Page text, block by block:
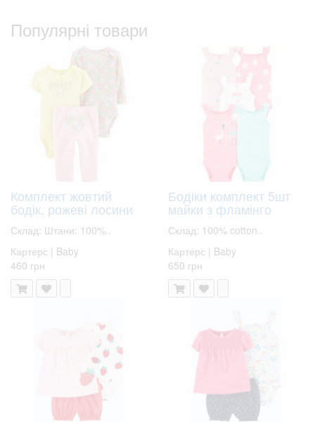
Популярні товари
Комплект жовтий
бодік, рожеві лосини
Склад: Штани: 100%..
Картерс | Baby
460 грн
Бодіки комплект 5шт
майки з фламінго
Склад: 100% cotton..
Картерс | Baby
650 грн